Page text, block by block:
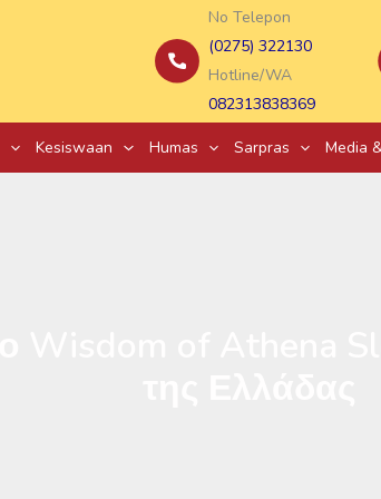
No Telepon
(0275) 322130
Hotline/WA
082313838369
Kesiswaan Humas Sarpras Media